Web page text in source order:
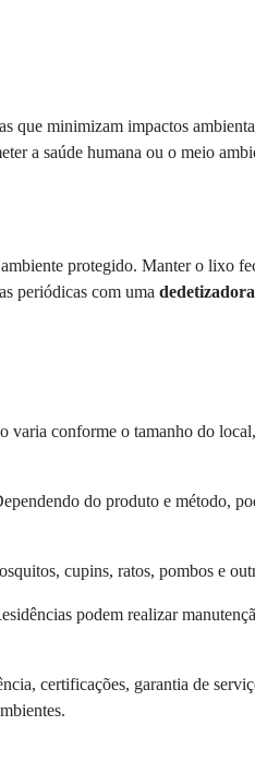
que minimizam impactos
a saúde humana ou o meio
protegido. Manter o lixo
periódicas com uma
varia conforme o tamanho do
do produto e método,
cupins, ratos, pombos e
podem realizar
certificações, garantia de